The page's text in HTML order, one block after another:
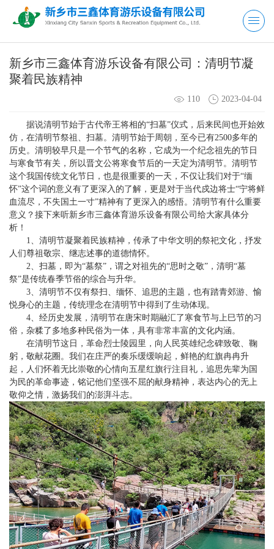
新乡市三鑫体育游乐设备有限公司：清明节凝
聚着民族精神
110 2023-04-04
据说清明节始于古代帝王将相的“扫墓”仪式，后来民间也开始效
仿，在清明节祭祖、扫墓。清明节始于周朝，至今已有2500多年的
历史。清明较早只是一个节气的名称，它成为一个纪念祖先的节日
与寒食节有关，所以晋文公将寒食节后的一天定为清明节。清明节
这个我国传统文化节日，也是很重要的一天，不仅让我们对于“缅
怀”这个词的意义有了更深入的了解，更是对于当代戍边将士“宁将鲜
血流尽，不失国土一寸”精神有了更深入的感悟。清明节有什么重要
意义？接下来听新乡市三鑫体育游乐设备有限公司给大家具体分
析！
1、清明节凝聚着民族精神，传承了中华文明的祭祀文化，抒发
人们尊祖敬宗、继志述事的道德情怀。
2、扫墓，即为“墓祭”，谓之对祖先的“思时之敬”，清明“墓
祭”是传统春季节俗的综合与升华。
3、清明节不仅有祭扫、缅怀、追思的主题，也有踏青郊游、愉
悦身心的主题，传统理念在清明节中得到了生动体现。
4、经历史发展，清明节在唐宋时期融汇了寒食节与上巳节的习
俗，杂糅了多地多种民俗为一体，具有非常丰富的文化内涵。
在清明节这日，革命烈士陵园里，向人民英雄纪念碑致敬、鞠
躬，敬献花圈。我们在庄严的奏乐缓缓响起，鲜艳的红旗冉冉升
起，人们怀着无比崇敬的心情向五星红旗行注目礼，追思先辈为国
为民的革命事迹，铭记他们坚强不屈的献身精神，表达内心的无上
敬仰之情，激扬我们的澎湃斗志。